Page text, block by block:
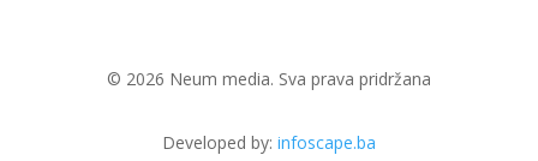
© 2026 Neum media. Sva prava pridržana
Developed by: infoscape.ba